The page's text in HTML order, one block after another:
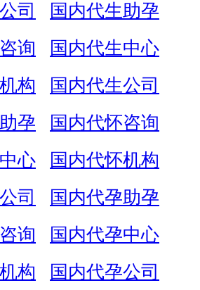
司
国内代生助孕
询
国内代生中心
构
国内代生公司
孕
国内代怀咨询
心
国内代怀机构
司
国内代孕助孕
询
国内代孕中心
构
国内代孕公司